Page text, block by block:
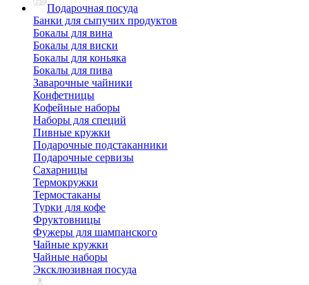
Подарочная посуда
Банки для сыпучих продуктов
Бокалы для вина
Бокалы для виски
Бокалы для коньяка
Бокалы для пива
Заварочные чайники
Конфетницы
Кофейные наборы
Наборы для специй
Пивные кружки
Подарочные подстаканники
Подарочные сервизы
Сахарницы
Термокружки
Термостаканы
Турки для кофе
Фруктовницы
Фужеры для шампанского
Чайные кружки
Чайные наборы
Эксклюзивная посуда